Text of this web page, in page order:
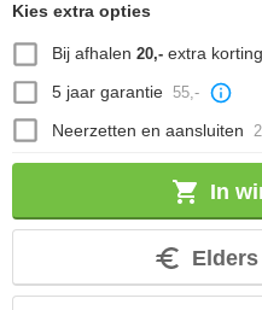
Kies extra opties
Bij afhalen 20,-extra korting
5 jaar garantie 55,-
Neerzetten en aansluiten
In